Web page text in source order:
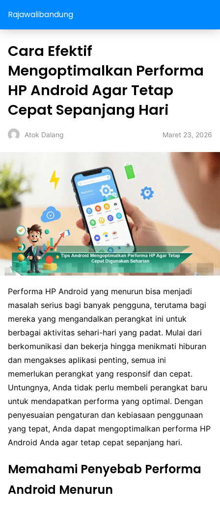
Rajawalibandung
Cara Efektif
Mengoptimalkan Performa
HP Android Agar Tetap
Cepat Sepanjang Hari
Atok Dalang Maret 23, 2026
Performa HP Android yang menurun bisa menjadi
masalah serius bagi banyak pengguna, terutama bagi
mereka yang mengandalkan perangkat ini untuk
berbagai aktivitas sehari-hari yang padat. Mulai dari
berkomunikasi dan bekerja hingga menikmati hiburan
dan mengakses aplikasi penting, semua ini
memerlukan perangkat yang responsif dan cepat.
Untungnya, Anda tidak perlu membeli perangkat baru
untuk mendapatkan performa yang optimal. Dengan
penyesuaian pengaturan dan kebiasaan penggunaan
yang tepat, Anda dapat mengoptimalkan performa HP
Android Anda agar tetap cepat sepanjang hari.
Memahami Penyebab Performa
Android Menurun